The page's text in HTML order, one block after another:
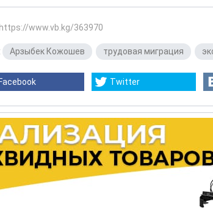
https://www.vb.kg/363970
Арзыбек Кожошев трудовая миграция
Facebook Twitter